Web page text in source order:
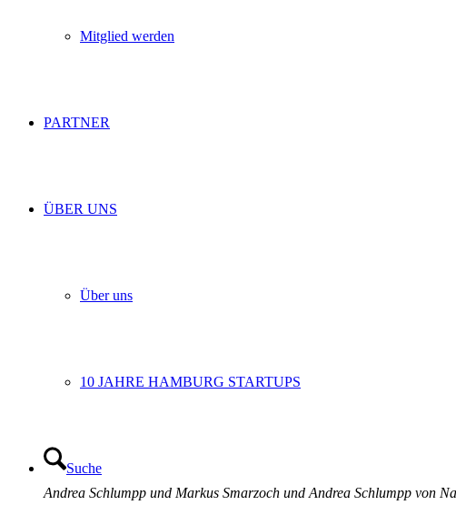
Mitglied werden
PARTNER
ÜBER UNS
Über uns
10 JAHRE HAMBURG STARTUPS
Suche
Andrea Schlumpp und Markus Smarzoch und Andrea Schlumpp von